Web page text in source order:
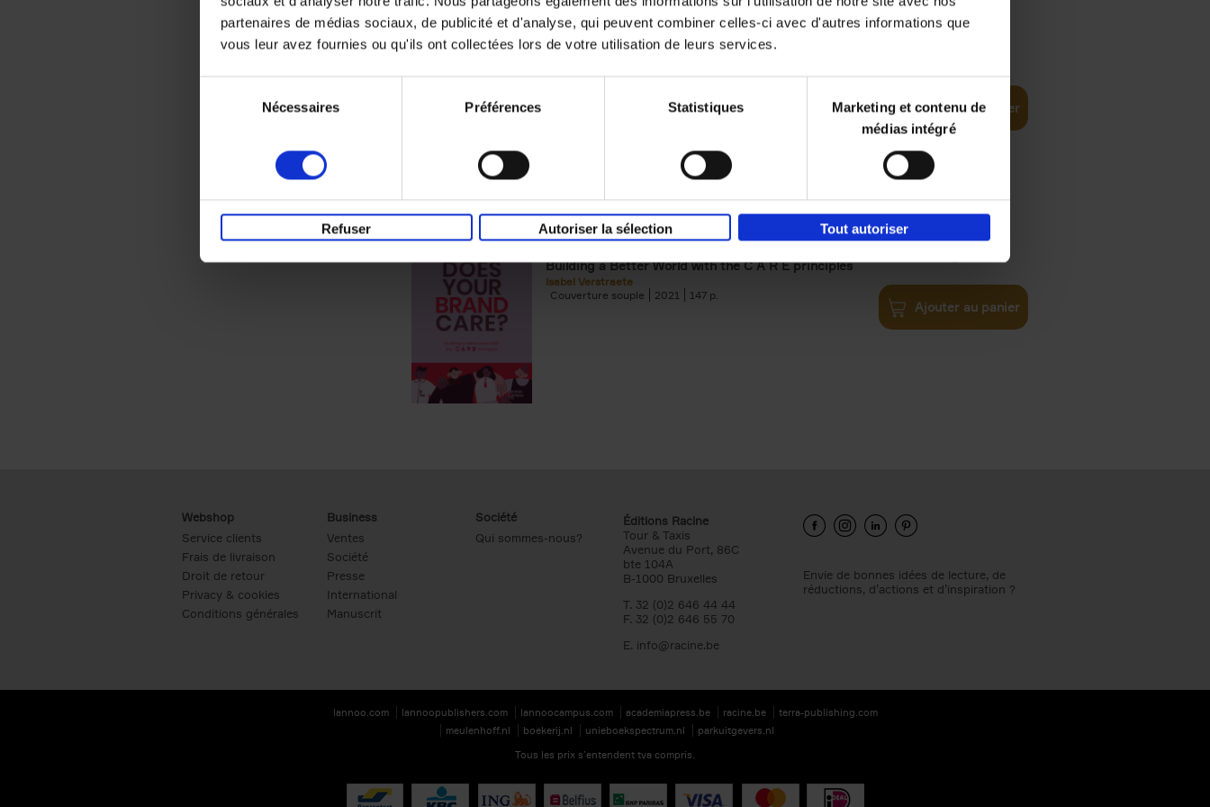
partenaires de médias sociaux, de publicité et d'analyse, qui peuvent combiner celles-ci avec d'autres informations que
vous leur avez fournies ou qu'ils ont collectées lors de votre utilisation de leurs services.
Nécessaires Préférences Statistiques
Marketing et contenu de
médias intégré
Refuser Autoriser la sélection Tout autoriser
Digital marketing like a PRO -
completely revised edition
Ajouter au panier
Does Your Brand Care?
Building a Better World with the C A R E principles
Isabel Verstraete
Couverture souple
2021 147
€34,99
Ajouter au panier
Webshop
Service clients
Frais de livraison
Droit de retour
Privacy & cookies
Conditions générales
Business
Ventes
Société
Presse
International
Manuscrit
Société
Qui sommes-nous?
Éditions Racine
Tour & Taxis
Avenue du Port, 86C
bte 104A
B-1000 Bruxelles
T. 32 (0)2 646 44 44
F. 32 (0)2 646 55 70
E. info@racine.be
Envie de bonnes idées de lecture, de
réductions, d’actions et d’inspiration ?
lannoo.com lannoopublishers.com lannoocampus.com academiapress.be racine.be
terra-publishing.com
meulenhoff.nl
boekerij.nl unieboekspectrum.nl
parkuitgevers.nl
Tous les prix s’entendent tva compris.